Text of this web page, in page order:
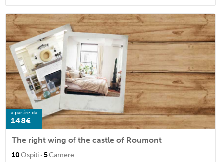
a partire da
148€
The right wing of the castle of Roumont
10Ospiti · 5Camere